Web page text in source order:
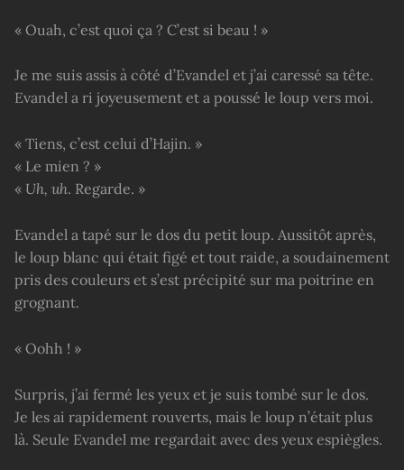
« Ouah, c’est quoi ça ? C’est si beau ! »
Je me suis assis à côté d’Evandel et j’ai caressé sa tête.
Evandel a ri joyeusement et a poussé le loup vers moi.
« Tiens, c’est celui d’Hajin. »
« Le mien ? »
« Uh, uh. Regarde. »
Evandel a tapé sur le dos du petit loup. Aussitôt après,
le loup blanc qui était figé et tout raide, a soudainement
pris des couleurs et s’est précipité sur ma poitrine en
grognant.
« Oohh ! »
Surpris, j’ai fermé les yeux et je suis tombé sur le dos.
Je les ai rapidement rouverts, mais le loup n’était plus
là. Seule Evandel me regardait avec des yeux espiègles.